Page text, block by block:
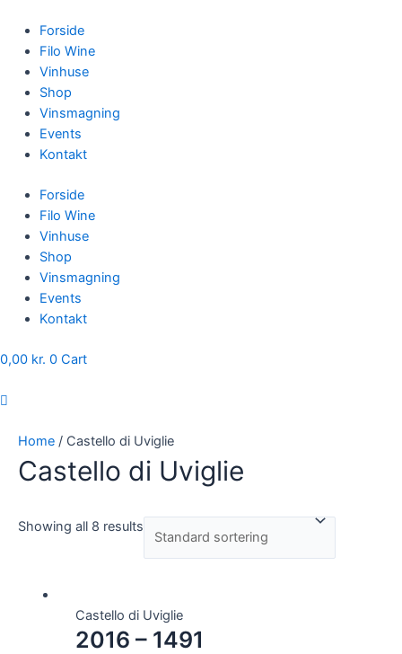
content
Forside
Filo Wine
Vinhuse
Shop
Vinsmagning
Events
Kontakt
Forside
Filo Wine
Vinhuse
Shop
Vinsmagning
Events
Kontakt
0,00 kr. 0 Cart
Home / Castello di Uviglie
Castello di Uviglie
Showing all 8 results
Castello di Uviglie
2016 – 1491